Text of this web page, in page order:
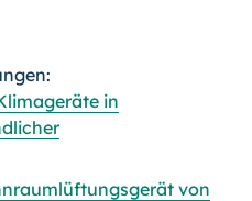
in
von